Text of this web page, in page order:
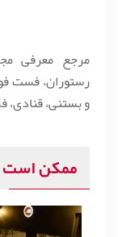
مرجع معرفی
رستوران، فست
و بستنی،
ممکن است